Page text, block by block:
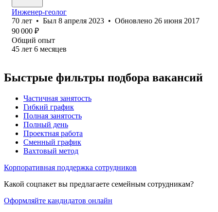
Инженер-геолог
70 лет • Был 8 апреля 2023 • Обновлено 26 июня 2017
90 000 ₽
Общий опыт
45 лет 6 месяцев
Быстрые фильтры подбора вакансий
Частичная занятость
Гибкий график
Полная занятость
Полный день
Проектная работа
Сменный график
Вахтовый метод
Корпоративная поддержка сотрудников
Какой соцпакет вы предлагаете семейным сотрудникам?
Оформляйте кандидатов онлайн